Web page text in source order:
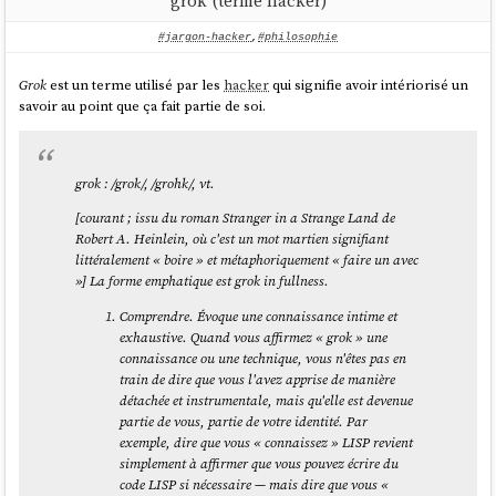
installant en chacun de nous les effets ravageurs de la «
des plus humbles aux plus décisives. C’est pourquoi nous
faisons de ladéprolétarisationgénéralisée l’enjeu
Autre définition donnée parBernard Stiegler:
Le prolétariat, ça n’est pas la classe ouvrière, ça n’est pas
les gens pauvres. La définition du prolétariat par Marx,
c’est ceux qui perdent leur savoir, parce que leur savoir est
extériorisé dans les machines. La prolétarisation des
travailleurs manuels, décrite la première fois par Adam
Smith 80 ans avant Marx, c’est le fait qu’avec les machines
qui deviennent programmables, par exemple le métier
Jacquard, le savoir qui était entre les mains de la fileuse
#jargon-hacker, #philosophie
Grokest un terme utilisé par les hackerqui signifie avoir intériorisé un
savoir au point que ça fait partie de soi.
grok : /grok/, /grohk/, vt.
[courant ; issu du romanStranger in a Strange Landde
Robert A. Heinlein, où c'est un mot martien signifiant
littéralement « boire » et métaphoriquement « faire un avec
»] La forme emphatique estgrok in fullness.
Comprendre. Évoque une connaissance intime et
exhaustive. Quand vous affirmez « grok » une
connaissance ou une technique, vous n'êtes pas en
train de dire que vous l'avez apprise de manière
détachée et instrumentale, mais qu'elle est devenue
partie de vous, partie de votre identité. Par
exemple, dire que vous « connaissez » LISP revient
simplement à affirmer que vous pouvez écrire du
code LISP si nécessaire — mais dire que vous «